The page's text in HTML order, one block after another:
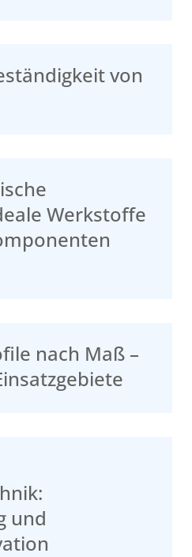
von
Werkstoffe
nach Maß –
und